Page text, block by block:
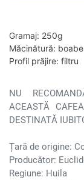
Gramaj: 250g
Măcinătură: boabe
Profil prăjire: filtru
NU
ACEASTĂ
DESTINATĂ
Țară de origine:
Producător:
Regiune: Huila